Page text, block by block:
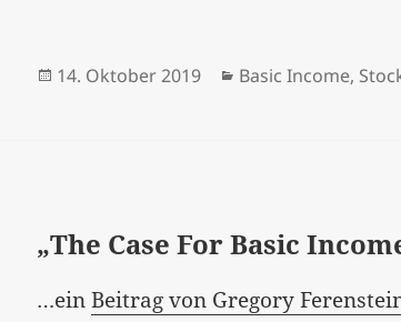
Veröffentlicht
14. Oktober 2019 Kategorien
Basic Income,
„The Case For Basic
…einBeitrag von Gregory